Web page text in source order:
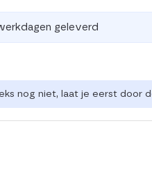
geleverd
nog niet, laat je eerst door